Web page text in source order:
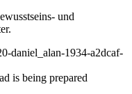
und
daniel_alan-1934-a2dcaf-
is being prepared